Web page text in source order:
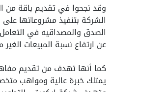
وقد نجحوا في تقديم باقة من
الشركة بتنفيذ مشروعاتها على
الصدق والمصداقيه في
عن ارتفاع نسبة المبيعات
كما أنها تهدف من تقديم
يمتلك خبرة عالية ومواهب